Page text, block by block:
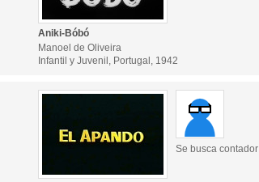
Aniki-Bóbó
Manoel de Oliveira
Infantil y Juvenil, Portugal, 1942
Se busca contador